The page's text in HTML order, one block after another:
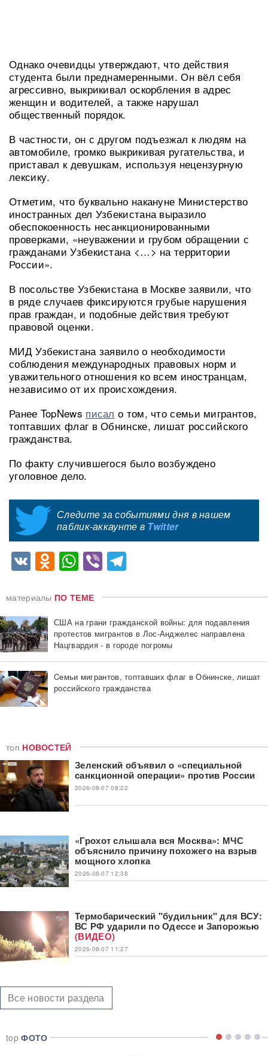
Однако очевидцы утверждают, что действия
студента были преднамеренными. Он вёл себя
агрессивно, выкрикивал оскорбления в адрес
женщин и водителей, а также нарушал
общественный порядок.
В частности, он с другом подъезжал к людям на
автомобиле, громко выкрикивая ругательства, и
приставал к девушкам, используя нецензурную
лексику.
Отметим, что буквально накануне Министерство
иностранных дел Узбекистана выразило
обеспокоенность несанкционированными
проверками, «неуважении и грубом обращении с
гражданами Узбекистана <…> на территории
России».
В посольстве Узбекистана в Москве заявили, что
в ряде случаев фиксируются грубые нарушения
прав граждан, и подобные действия требуют
правовой оценки.
МИД Узбекистана заявило о необходимости
соблюдения международных правовых норм и
уважительного отношения ко всем иностранцам,
независимо от их происхождения.
Ранее TopNews писал о том, что семьи мигрантов,
топтавших флаг в Обнинске, лишат российского
гражданства.
По факту случившегося было возбуждено
уголовное дело.
Следите за событиями дня в нашем
паблик-аккаунте в Twitter
VKOdnoklassniki
WhatsApp
Viber
материалы ПО ТЕМЕ
США на грани гражданской войны: для подавления
протестов мигрантов в Лос-Анджелес направлена
Нацгвардия - в городе погромы
Cемьи мигрантов, топтавших флаг в Обнинске, лишат
российского гражданства
топ НОВОСТЕЙ
Зеленский объявил о «специальной
санкционной операции» против России
2026-08-07 08:22
«Грохот слышала вся Москва»: МЧС
объяснило причину похожего на взрыв
мощного хлопка
2026-08-07 12:38
Термобарический "будильник" для ВСУ:
ВС РФ ударили по Одессе и Запорожью
(ВИДЕО)
2026-08-07 11:27
Все новости раздела
topФОТО